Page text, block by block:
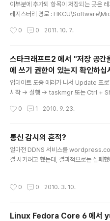
ff 값 : 1이면 시스템 종료가 사라집니다.
port.microsoft.com/kb/292504/ko
이부분에 추가되 항목이 저장되는 곳은
레지스터리 경로 :
s 다만 Binary로 되어있어 간단하게 내용
0 0 2011. 10. 7.
스타크래프트2 에서 "저장 공간
에 쓰기 권한이 있는지 확인하십
업데이트 도중 에러가 나서 Update 프
시작 -> 실행 -> taskmgr 또는 Ctrl +
렇게 해도 정상적으로 실행이 안되면 스
타 문의 사항은 블리자드 고객 지원에
pport/
0 1 2010. 9. 23.
통신 감시의 흔적?
얼마전 DDNS 서비스를
결 시키려고 했는데, 결과적으로는 실패
발견했다. 내가 연결하려고 하던
하려고 하면 원하지 않는 사이트로 연결
0 0 2010. 3. 10.
Linux Fedora Core 6 에서